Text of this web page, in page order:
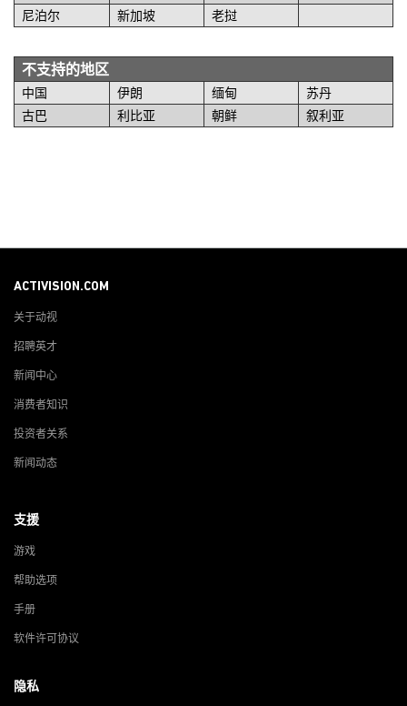
尼泊尔 新加坡 老挝
不支持的地区
中国 伊朗 缅甸
苏丹
古巴
利比亚 朝鲜 叙利亚
ACTIVISION.COM
关于动视
招聘英才
新闻中心
消费者知识
投资者关系
新闻动态
支援
游戏
帮助选项
手册
软件许可协议
隐私